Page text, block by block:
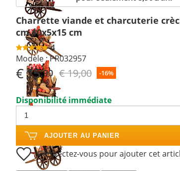
Charrette viande et charcuterie
cm 10x5x15 cm
4
Modèle :PR032957
€15,90 € 19,00 -16%
Disponibilité immédiate
AJOUTER AU PANIER
Connectez-vous pour ajouter cet